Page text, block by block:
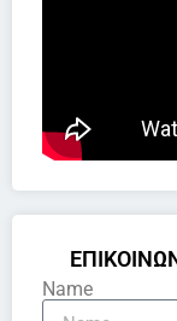
Name